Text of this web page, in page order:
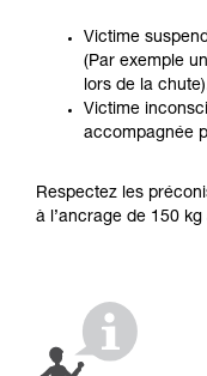
consulter.
pouvoir
Maîtriser
avec un
la
que nous ne
Victime
(Par exemple
lors de la
Victime
accompagnée
Respectez les
à l’ancrage de 150